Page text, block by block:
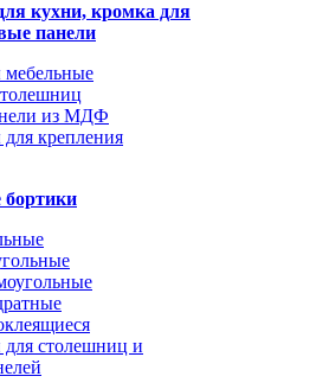
кухни, кромка для
панели
из МДФ
крепления
бортики
столешниц и